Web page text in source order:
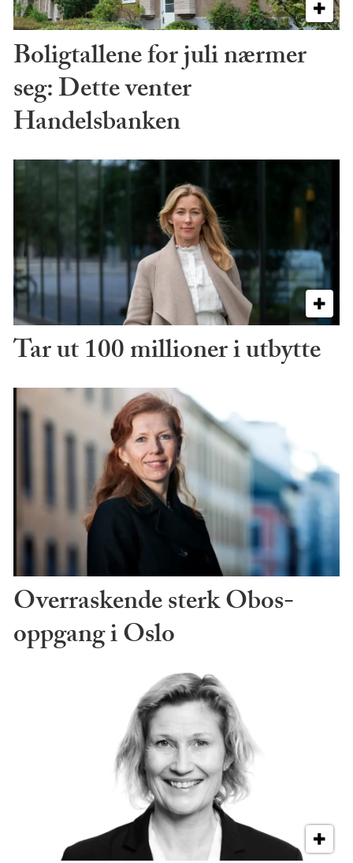
Boligtallene for juli nærmer
seg: Dette venter
Handelsbanken
Tar ut 100 millioner i utbytte
Overraskende sterk Obos-
oppgang i Oslo